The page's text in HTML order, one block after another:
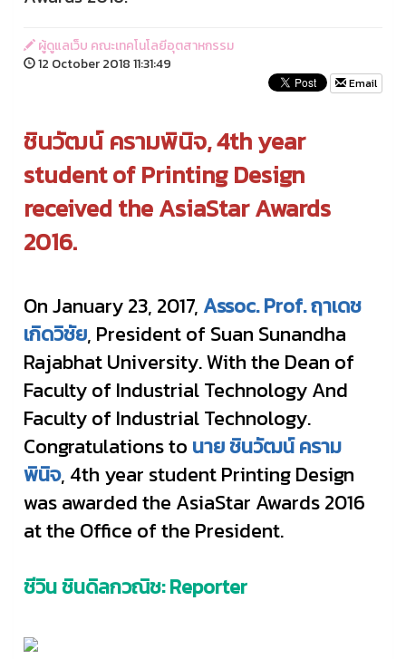
ผู้ดูแลเว็บ คณะเทคโนโลยีอุตสาหกรรม
12 October 2018 11:31:49
Email
ชินวัฒน์ ครามพินิจ, 4th year
student of Printing Design
received the AsiaStar Awards
2016.
On January 23, 2017, Assoc. Prof. ฤาเดช
เกิดวิชัย, President of Suan Sunandha
Rajabhat University. With the Dean of
Faculty of Industrial Technology And
Faculty of Industrial Technology.
Congratulations to นาย ชินวัฒน์ คราม
พินิจ, 4th year student Printing Design
was awarded the AsiaStar Awards 2016
at the Office of the President.
ชีวิน ชินดิลกวณิช: Reporter